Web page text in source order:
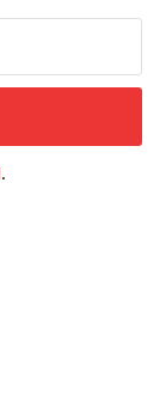
.